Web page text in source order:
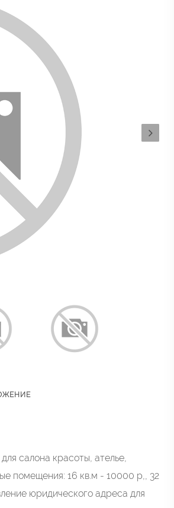
салона красоты, ателье,
помещения: 16 кв.м - 10000 р,, 32
юридического адреса для